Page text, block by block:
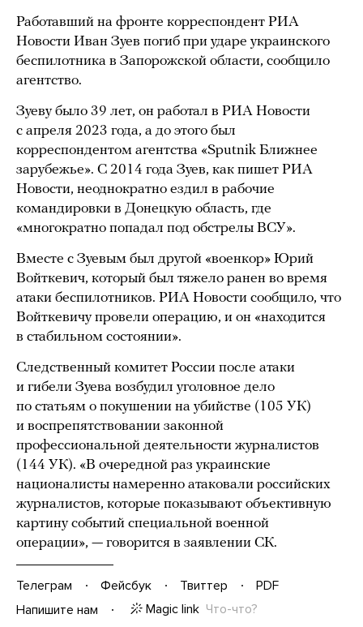
Работавший на фронте корреспондент РИА
Новости Иван Зуев погиб при ударе украинского
беспилотника в Запорожской области, сообщило
агентство.
Зуеву было 39 лет, он работал в РИА Новости
с апреля 2023 года, а до этого был
корреспондентом агентства «Sputnik Ближнее
зарубежье». С 2014 года Зуев, как пишет РИА
Новости, неоднократно ездил в рабочие
командировки в Донецкую область, где
«многократно попадал под обстрелы ВСУ».
Вместе с Зуевым был другой «военкор» Юрий
Войткевич, который был тяжело ранен во время
атаки беспилотников. РИА Новости сообщило, что
Войткевичу провели операцию, и он «находится
в стабильном состоянии».
Следственный комитет России после атаки
и гибели Зуева возбудил уголовное дело
по статьям о покушении на убийстве (105 УК)
и воспрепятствовании законной
профессиональной деятельности журналистов
(144 УК). «В очередной раз украинские
националисты намеренно атаковали российских
журналистов, которые показывают объективную
картину событий специальной военной
операции», — говорится в заявлении СК.
Телеграм Фейсбук Твиттер
PDF
Напишите нам
Magic link Что-что?